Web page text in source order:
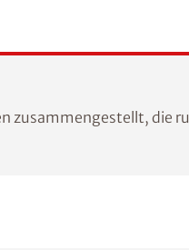
zusammengestellt, die